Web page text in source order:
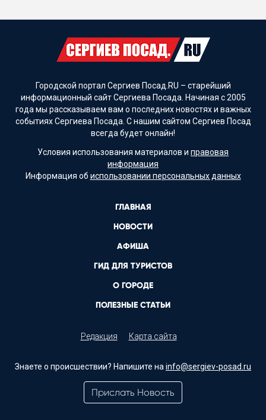
Городской портал Сергиев Посад.RU – старейший
информационный сайт Сергиева Посада. Начиная с 2005
года мы рассказываем вам о последних новостях и важных
событиях Сергиева Посада. С нашим сайтом Сергиев Посад
всегда будет онлайн!
Условия использования материалов и правовая
информация
Информация об использовании персональных данных
ГЛАВНАЯ
НОВОСТИ
АФИША
ГИД ДЛЯ ТУРИСТОВ
О ГОРОДЕ
ПОЛЕЗНЫЕ СТАТЬИ
Редакция Карта сайта
Знаете о происшествии? Напишите на info@sergiev-posad.ru
Прислать Новость